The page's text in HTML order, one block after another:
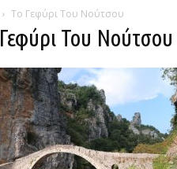
Το Γεφύρι Του Νούτσου
Του Νούτσου